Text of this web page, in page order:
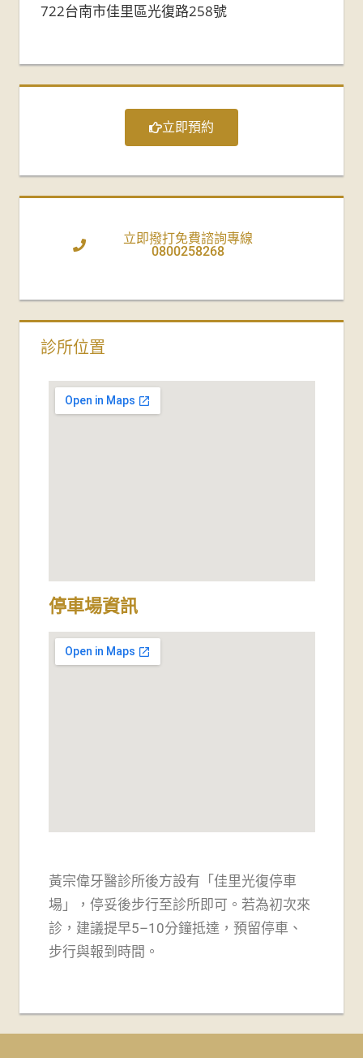
722台南市佳里區光復路258號
立即預約
立即撥打免費諮詢專線
0800258268
診所位置
停車場資訊
黃宗偉牙醫診所後方設有「佳里光復停車
場」， 停妥後步行至診所即可。若為初次來
診，建議提早5–10分鐘抵達，預留停車、
步行與報到時間。